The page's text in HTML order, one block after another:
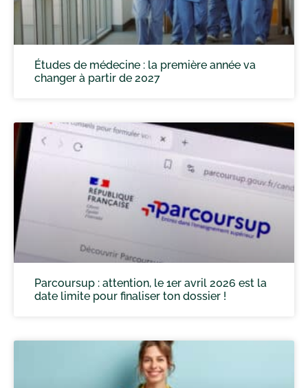
Études de médecine : la première année va
changer à partir de 2027
Parcoursup : attention, le 1er avril 2026 est la
date limite pour finaliser ton dossier !